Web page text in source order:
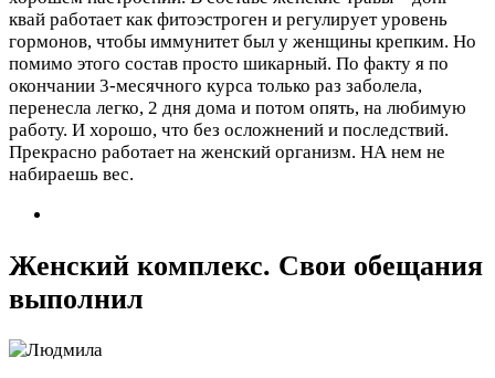
квай работает как фитоэстроген и регулирует уровень
гормонов, чтобы иммунитет был у женщины крепким. Но
помимо этого состав просто шикарный. По факту я по
окончании 3-месячного курса только раз заболела,
перенесла легко, 2 дня дома и потом опять, на любимую
работу. И хорошо, что без осложнений и последствий.
Прекрасно работает на женский организм. НА нем не
набираешь вес.
Женский комплекс. Свои обещания
выполнил